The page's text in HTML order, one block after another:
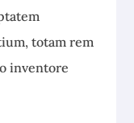
totam rem
inventore